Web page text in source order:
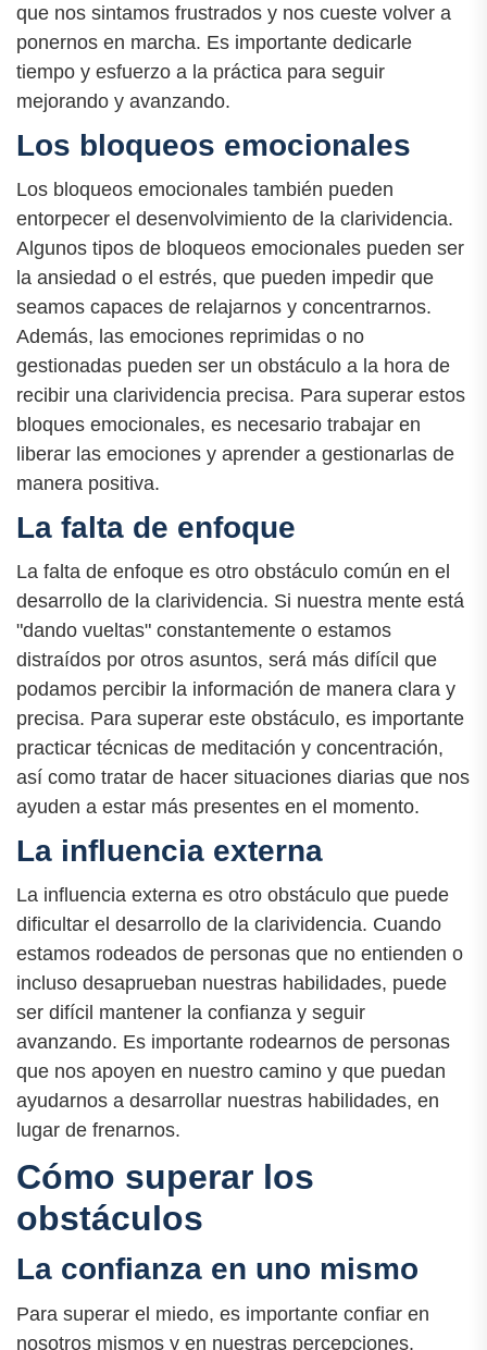
que nos sintamos frustrados y nos cueste volver a
ponernos en marcha. Es importante dedicarle
tiempo y esfuerzo a la práctica para seguir
mejorando y avanzando.
Los bloqueos emocionales
Los bloqueos emocionales también pueden
entorpecer el desenvolvimiento de la clarividencia.
Algunos tipos de bloqueos emocionales pueden ser
la ansiedad o el estrés, que pueden impedir que
seamos capaces de relajarnos y concentrarnos.
Además, las emociones reprimidas o no
gestionadas pueden ser un obstáculo a la hora de
recibir una clarividencia precisa. Para superar estos
bloques emocionales, es necesario trabajar en
liberar las emociones y aprender a gestionarlas de
manera positiva.
La falta de enfoque
La falta de enfoque es otro obstáculo común en el
desarrollo de la clarividencia. Si nuestra mente está
"dando vueltas" constantemente o estamos
distraídos por otros asuntos, será más difícil que
podamos percibir la información de manera clara y
precisa. Para superar este obstáculo, es importante
practicar técnicas de meditación y concentración,
así como tratar de hacer situaciones diarias que nos
ayuden a estar más presentes en el momento.
La influencia externa
La influencia externa es otro obstáculo que puede
dificultar el desarrollo de la clarividencia. Cuando
estamos rodeados de personas que no entienden o
incluso desaprueban nuestras habilidades, puede
ser difícil mantener la confianza y seguir
avanzando. Es importante rodearnos de personas
que nos apoyen en nuestro camino y que puedan
ayudarnos a desarrollar nuestras habilidades, en
lugar de frenarnos.
Cómo superar los
obstáculos
La confianza en uno mismo
Para superar el miedo, es importante confiar en
nosotros mismos y en nuestras percepciones.